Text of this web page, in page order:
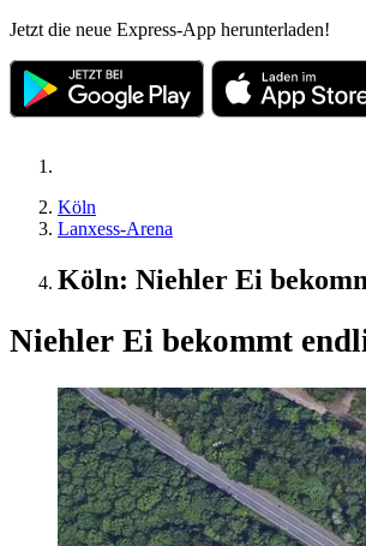
Jetzt die neue Express-App herunterladen!
Köln
Lanxess-Arena
Köln: Niehler Ei
Niehler Ei bekommt